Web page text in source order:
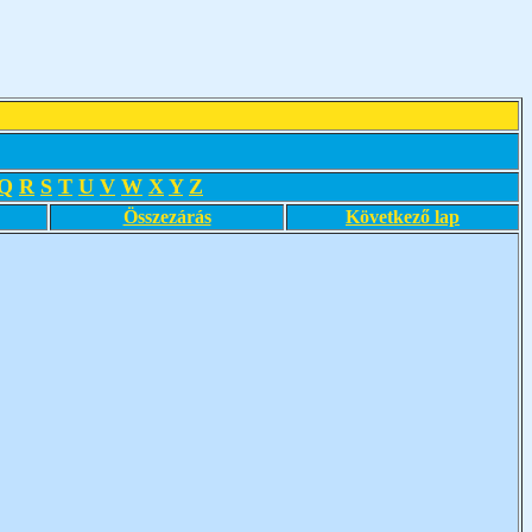
R S T U V W X Y Z
Összezárás Következő lap